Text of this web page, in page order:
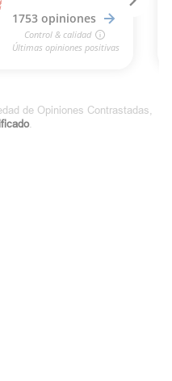
de Opiniones Contrastadas,
.